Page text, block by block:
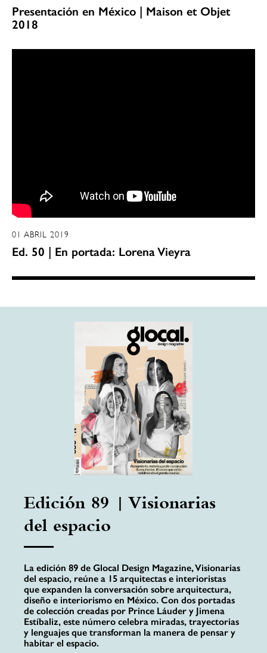
Presentación en México | Maison et Objet
2018
01 ABRIL 2019
Ed. 50 | En portada: Lorena Vieyra
Edición 89 | Visionarias
del espacio
La edición 89 de Glocal Design Magazine, Visionarias
del espacio, reúne a 15 arquitectas e interioristas
que expanden la conversación sobre arquitectura,
diseño e interiorismo en México. Con dos portadas
de colección creadas por Prince Láuder y Jimena
Estíbaliz, este número celebra miradas, trayectorias
y lenguajes que transforman la manera de pensar y
habitar el espacio.